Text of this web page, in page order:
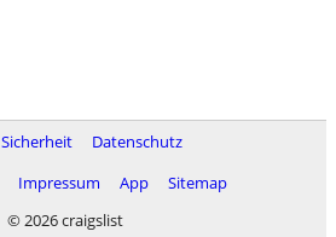
Sicherheit
Datenschutz
Impressum App
Sitemap
© 2026 craigslist